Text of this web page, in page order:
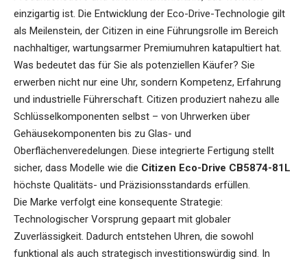
einzigartig ist. Die Entwicklung der Eco-Drive-Technologie gilt
als Meilenstein, der Citizen in eine Führungsrolle im Bereich
nachhaltiger, wartungsarmer Premiumuhren katapultiert hat.
Was bedeutet das für Sie als potenziellen Käufer? Sie
erwerben nicht nur eine Uhr, sondern Kompetenz, Erfahrung
und industrielle Führerschaft. Citizen produziert nahezu alle
Schlüsselkomponenten selbst – von Uhrwerken über
Gehäusekomponenten bis zu Glas- und
Oberflächenveredelungen. Diese integrierte Fertigung stellt
sicher, dass Modelle wie die Citizen Eco-Drive CB5874-81L
höchste Qualitäts- und Präzisionsstandards erfüllen.
Die Marke verfolgt eine konsequente Strategie:
Technologischer Vorsprung gepaart mit globaler
Zuverlässigkeit. Dadurch entstehen Uhren, die sowohl
funktional als auch strategisch investitionswürdig sind. In